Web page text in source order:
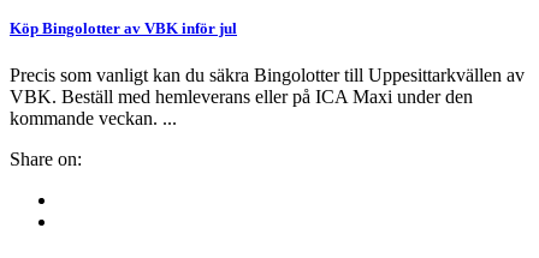
Köp Bingolotter av VBK inför jul
Precis som vanligt kan du säkra Bingolotter till Uppesittarkvällen av
VBK. Beställ med hemleverans eller på ICA Maxi under den
kommande veckan. ...
Share on: